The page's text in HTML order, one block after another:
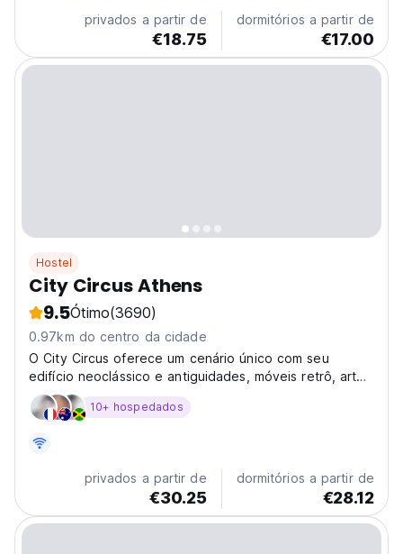
privados a partir de
€18.75
dormitórios a partir de
€17.00
Hostel
City Circus Athens
9.5Ótimo(3690)
0.97km do centro da cidade
O City Circus oferece um cenário único com seu
edifício neoclássico e antiguidades, móveis retrô, arte
nas paredes e camas e colchões personalizados.
Também oferece segurança com fechaduras, cartões
10+ hospedados
privados a partir de
€30.25
dormitórios a partir de
€28.12